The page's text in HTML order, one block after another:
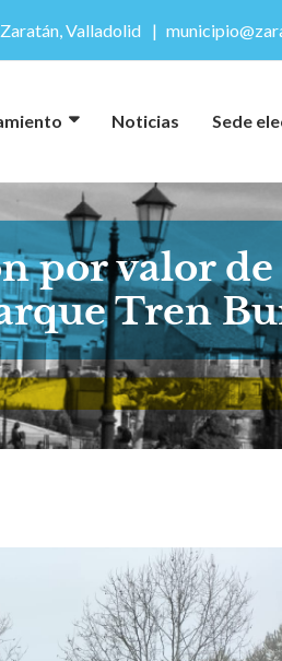
Valladolid
Noticias Sede
por valor
Tren